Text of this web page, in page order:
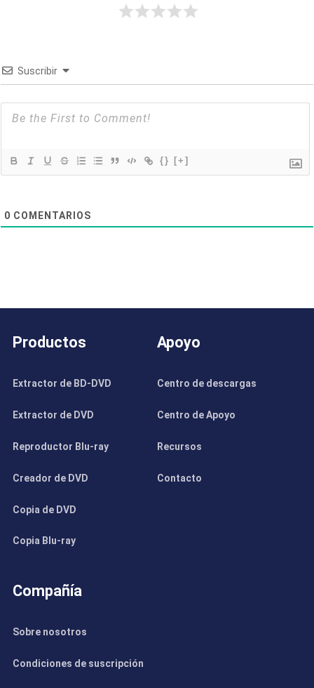
Suscribir
{} [+]
0 COMENTARIOS
Productos
Extractor de BD-DVD
Extractor de DVD
Reproductor Blu-ray
Creador de DVD
Copia de DVD
Copia Blu-ray
Apoyo
Centro de descargas
Centro de Apoyo
Recursos
Contacto
Compañía
Sobre nosotros
Condiciones de suscripción